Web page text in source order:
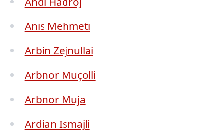
Anis Mehmeti
Arbin Zejnullai
Arbnor Muçolli
Arbnor Muja
Ardian Ismajli